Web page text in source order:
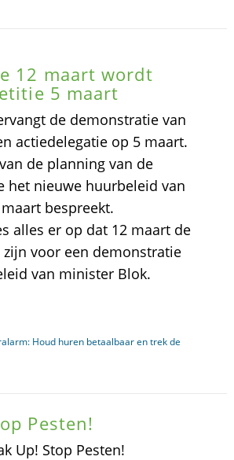
12 maart wordt
5 maart
de demonstratie van
actiedelegatie op 5 maart.
de planning van de
het nieuwe huurbeleid van
bespreekt.
alles er op dat 12 maart de
voor een demonstratie
van minister Blok.
Houd huren betaalbaar en trek de
Pesten!
Up! Stop Pesten!